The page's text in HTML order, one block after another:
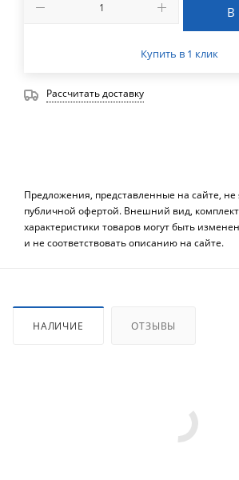
В
Купить в 1 клик
Рассчитать доставку
Предложения, представленные на сайте, не
публичной офертой. Внешний вид,
характеристики товаров могут быть
и не соответствовать описанию на сайте.
НАЛИЧИЕ ОТЗЫВЫ